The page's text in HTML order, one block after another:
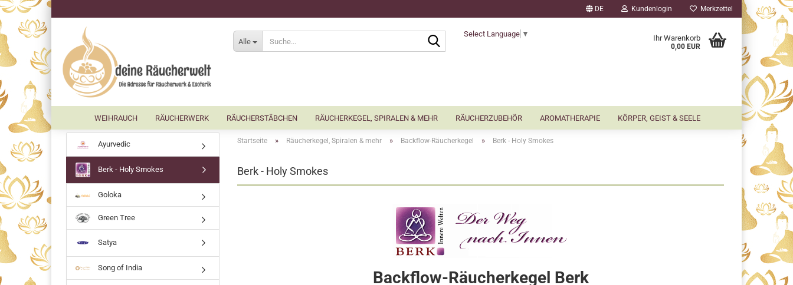
DE Kundenlogin Merkzettel
Alle
Suche...Select Language ▼ Ihr Warenkorb
0,00 EUR
WEIHRAUCH RÄUCHERWERK RÄUCHERSTÄBCHEN RÄUCHERKEGEL, SPIRALEN & MEHR RÄUCHERZUBEHÖR AROMATHERAPIE KÖRPER, GEIST & SEELE
Startseite » Räucherkegel, Spiralen & mehr » Backflow-Räucherkegel » Berk - Holy Smokes
Berk - Holy Smokes
Backflow-Räucherkegel Berk
Ayurvedic
Berk - Holy Smokes
Goloka
Green Tree
Satya
Song of India